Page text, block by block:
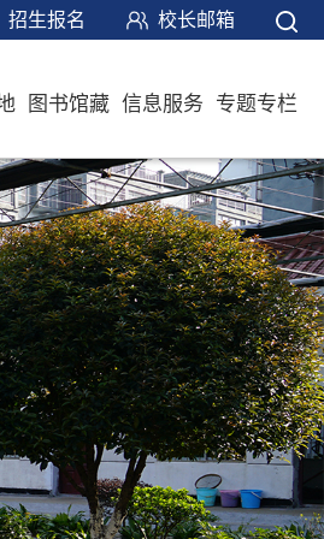
招生报名 校长邮箱
图书馆藏 信息服务 专题专栏